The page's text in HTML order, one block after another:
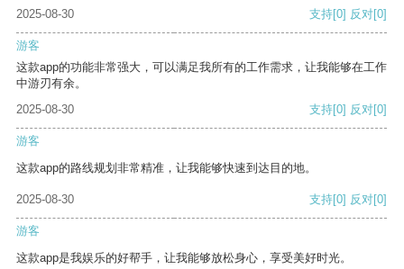
2025-08-30
支持[0] 反对[0]
游客
这款app的功能非常强大，可以满足我所有的工作需求，让我能够在工作
中游刃有余。
2025-08-30
支持[0] 反对[0]
游客
这款app的路线规划非常精准，让我能够快速到达目的地。
2025-08-30 支持[0] 反对[0]
游客
这款app是我娱乐的好帮手，让我能够放松身心，享受美好时光。